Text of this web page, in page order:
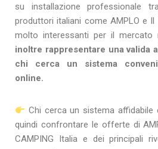
su installazione professionale
produttori italiani come AMPLO e
molto interessanti per il mercato
inoltre rappresentare una valida
chi cerca un sistema
online.
Chi cerca un sistema affidabile
quindi confrontare le offerte di
CAMPING Italia e dei principali